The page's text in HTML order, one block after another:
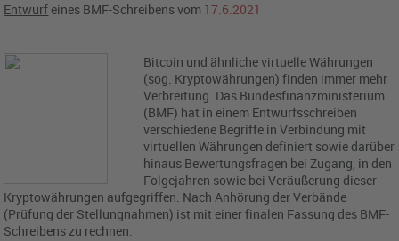
Entwurf eines BMF-Schreibens vom 17.6.2021
Bitcoin und ähnliche virtuelle Währungen
(sog. Kryptowährungen) finden immer mehr
Verbreitung. Das Bundesfinanzministerium
(BMF) hat in einem Entwurfsschreiben
verschiedene Begriffe in Verbindung mit
virtuellen Währungen definiert sowie darüber
hinaus Bewertungsfragen bei Zugang, in den
Folgejahren sowie bei Veräußerung dieser
Kryptowährungen aufgegriffen. Nach Anhörung der Verbände
(Prüfung der Stellungnahmen) ist mit einer finalen Fassung des BMF-
Schreibens zu rechnen.